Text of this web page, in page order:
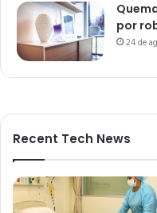
por
24 de
Recent Tech News